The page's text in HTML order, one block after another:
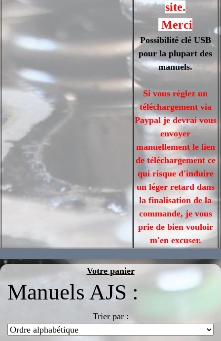
site.
Merci
Possibilité clé USB
pour la plupart des
manuels.
Si vous réglez un
téléchargement via
Paypal je devrai vous
envoyer
manuellement le lien
de téléchargement ce
qui risque d'induire
un léger retard dans
la finalisation de la
commande, je vous
prie de bien vouloir
m'en excuser.
Votre panier
Manuels AJS :
Trier par :